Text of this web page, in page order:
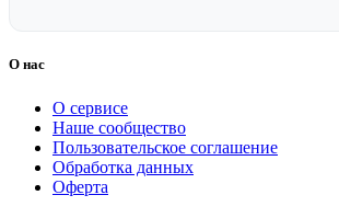
О нас
О сервисе
Наше сообщество
Пользовательское соглашение
Обработка данных
Оферта